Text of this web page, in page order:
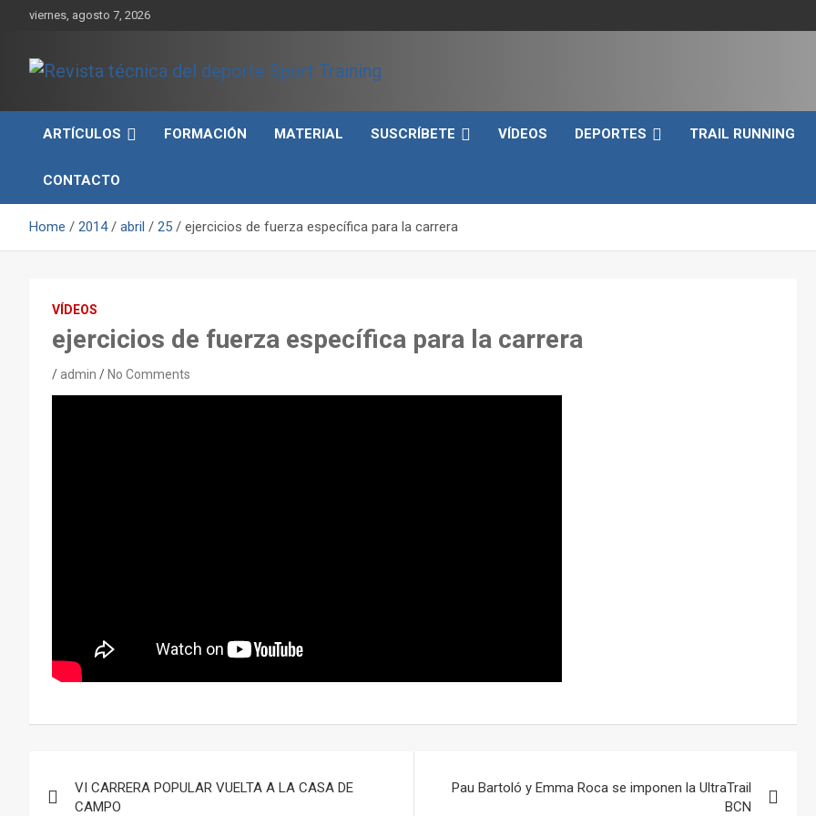
viernes, agosto 7, 2026
Revista técnica del
deporte Sport Training
rendimiento, nutrición y entrenamiento.
ARTÍCULOS
FORMACIÓN MATERIAL SUSCRÍBETE VÍDEOS DEPORTES TRAIL RUNNING
CONTACTO
Home 2014 abril 25 ejercicios de fuerza específica para la carrera
VÍDEOS
ejercicios de fuerza específica para la carrera
admin No Comments
de
VI CARRERA POPULAR VUELTA A LA CASA DE
CAMPO
Pau Bartoló y Emma Roca se imponen la UltraTrail
BCN